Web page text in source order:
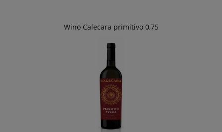
Wino Calecara primitivo 0,75